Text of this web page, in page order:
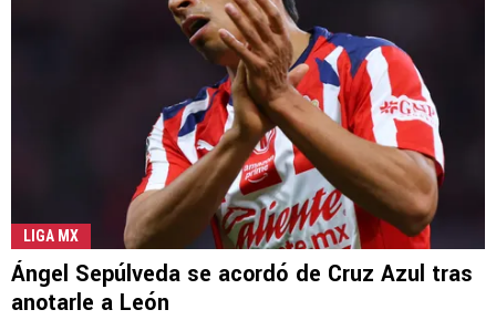
LIGA MX
Ángel Sepúlveda se acordó de Cruz Azul tras
anotarle a León